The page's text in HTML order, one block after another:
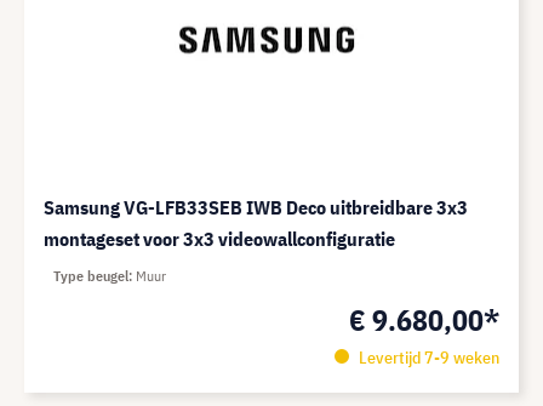
Samsung VG-LFB33SEB IWB Deco uitbreidbare 3x3
montageset voor 3x3 videowallconfiguratie
€ 9.680,00*
Levertijd 7-9 weken
Type beugel Muur